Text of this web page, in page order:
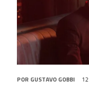
POR GUSTAVO GOBBI